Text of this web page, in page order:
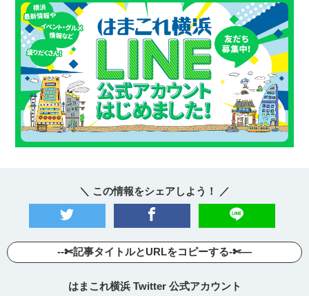
＼ この情報をシェアしよう！ ／
--✄記事タイトルとURLをコピーする-✄—
はまこれ横浜 Twitter 公式アカウント